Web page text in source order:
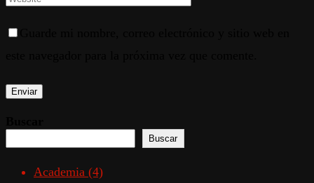
Buscar
Academia (4)